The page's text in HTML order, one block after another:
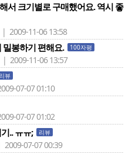
서 크기별로 구매했어요. 역시 좋
2009-11-06 13:58
밀봉하기 편해요. 100자평
| 2009-11-06 13:57
리뷰
07-07 01:10
07-07 01:02
.. ㅠㅠ; 리뷰
07-07 00:39